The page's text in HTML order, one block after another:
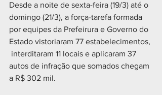
Desde a noite de sexta-feira (19/3) até o
domingo (21/3), a força-tarefa formada
por equipes da Prefeirura e Governo do
Estado vistoriaram 77 estabelecimentos,
interditaram 11 locais e aplicaram 37
autos de infração que somados chegam
a R$ 302 mil.